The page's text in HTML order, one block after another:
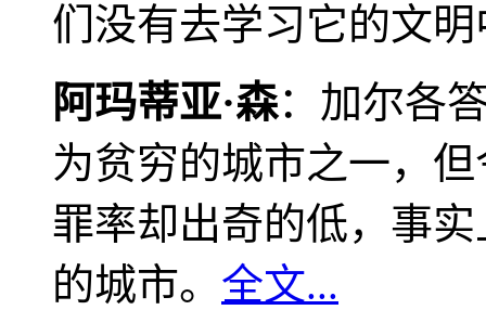
们没有去学习它的文
阿玛蒂亚·森：加尔各
为贫穷的城市之一，
罪率却出奇的低，事
的城市。 全文...